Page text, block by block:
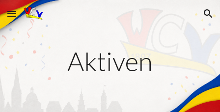
Skip to main content Skip to navigation
Aktiven